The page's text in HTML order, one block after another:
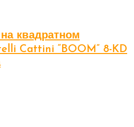
квадратном
Cattini “BOOM” 8-KD